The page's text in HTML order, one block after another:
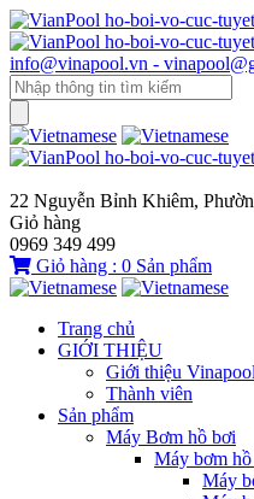
info@vinapool.vn -
22 Nguyễn Bỉnh Khiêm,
Giỏ hàng
0969 349 499
Giỏ hàng : 0 Sản phẩm
Trang chủ
GIỚI THIỆU
Giới thiệu Vinapool
Thành viên
Sản phẩm
Máy Bơm hồ bơi
Máy bơm
Máy